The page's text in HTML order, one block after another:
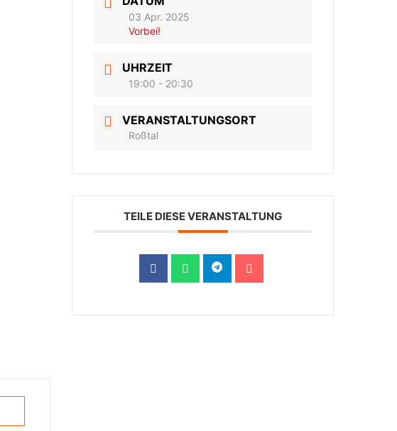
03 Apr. 2025
Vorbei!
UHRZEIT
19:00 - 20:30
VERANSTALTUNGSORT
Roßtal
TEILE DIESE VERANSTALTUNG